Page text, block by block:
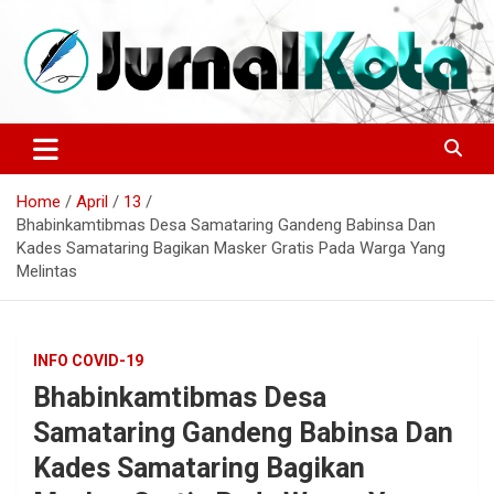
content
JURNALKOTA.NET
Sumber Berita Indonesia dan Internasional Terkini
Home April
13
Bhabinkamtibmas Desa Samataring Gandeng Babinsa Dan
Kades Samataring Bagikan Masker Gratis Pada Warga Yang
Melintas
INFO COVID-19
Bhabinkamtibmas Desa
Samataring Gandeng Babinsa Dan
Kades Samataring Bagikan